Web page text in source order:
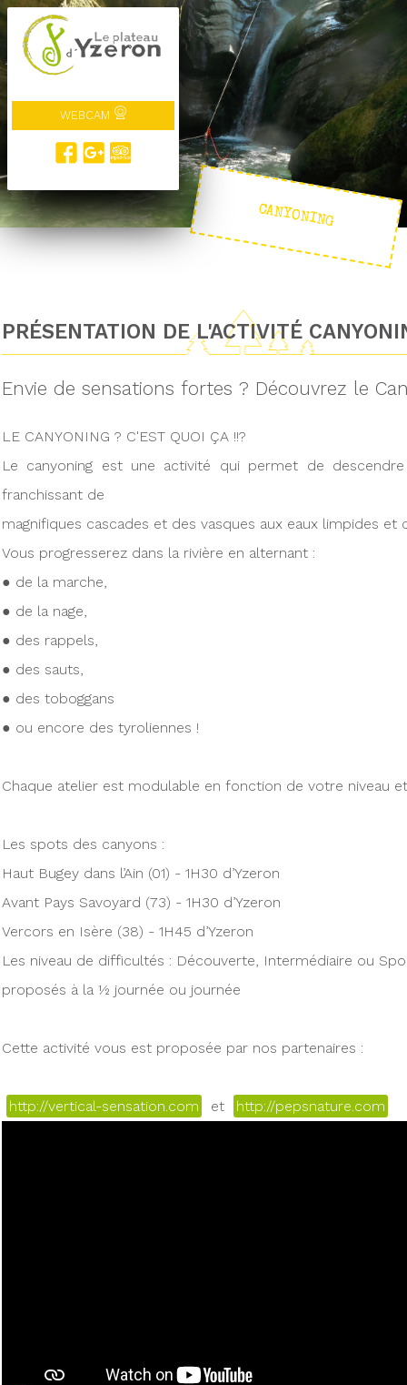
WEBCAM
CANYONING
PRÉSENTATION DE L'ACTIVITÉ
Envie de sensations fortes ? Découvrez le
LE CANYONING ? C'EST QUOI ÇA !!?
Le canyoning est une activité qui permet de
franchissant de
magnifiques cascades et des vasques aux eaux limpides et
Vous progresserez dans la rivière en alternant :
● de la marche,
● de la nage,
● des rappels,
● des sauts,
● des toboggans
● ou encore des tyroliennes !
Chaque atelier est modulable en fonction de votre niveau
Les spots des canyons :
Haut Bugey dans l’Ain (01) - 1H30 d’Yzeron
Avant Pays Savoyard (73) - 1H30 d’Yzeron
Vercors en Isère (38) - 1H45 d’Yzeron
Les niveau de difficultés : Découverte, Intermédiaire ou
proposés à la ½ journée ou journée
Cette activité vous est proposée par nos partenaires :
http://vertical-sensation.com et http://pepsnature.com